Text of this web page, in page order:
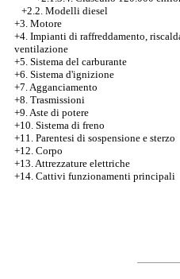
+2.2. Modelli diesel
+3. Motore
+4. Impianti di raffreddamento,
ventilazione
+5. Sistema del carburante
+6. Sistema d'ignizione
+7. Agganciamento
+8. Trasmissioni
+9. Aste di potere
+10. Sistema di freno
+11. Parentesi di sospensione e sterzo
+12. Corpo
+13. Attrezzature elettriche
+14. Cattivi funzionamenti principali